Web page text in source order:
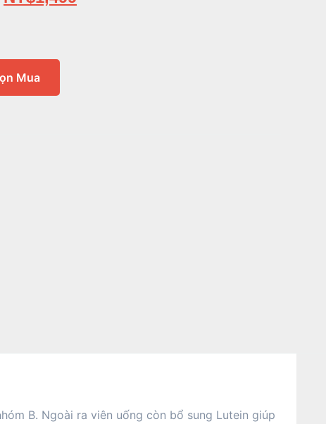
Mua
B. Ngoài ra viên uống còn bổ sung Lutein giúp